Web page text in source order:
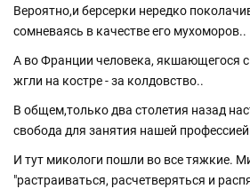
Вероятно,и берсерки нередко
сомневаясь в качестве его мухоморов..
А во Франции человека, якшающегося
жгли на костре - за колдовство..
В общем,только два столетия назад
свобода для занятия нашей
И тут микологи пошли во все тяжкие.
"растраиваться, расчетверяться и